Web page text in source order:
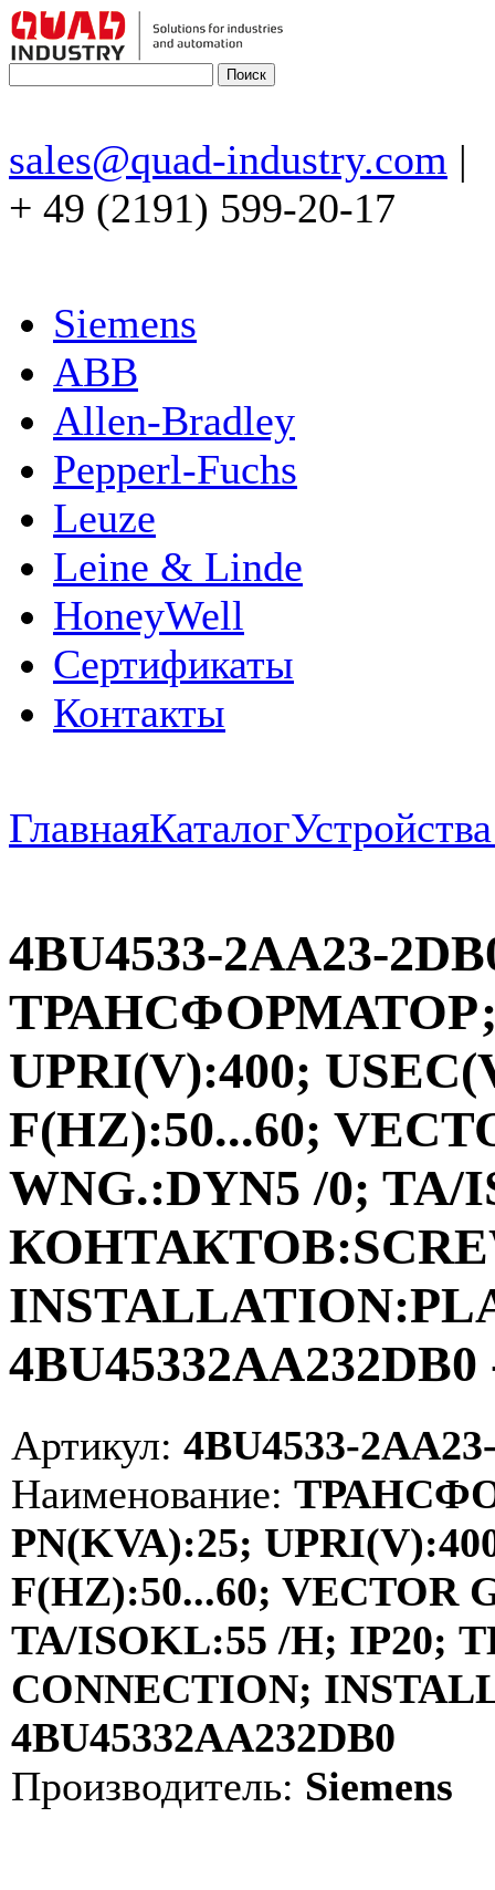
sales@quad-industry.com |
+ 49 (2191) 599-20-17
Siemens
ABB
Allen-Bradley
Pepperl-Fuchs
Leuze
Leine & Linde
HoneyWell
Сертификаты
Контакты
ГлавнаяКаталог
4BU4533-2AA23-
UPRI(V):400;
F(HZ):50...60;
WNG.:DYN5 /0;
Артикул: 4BU4533-
Наименование:
PN(KVA):25;
F(HZ):50...60; VECTOR
TA/ISOKL:55 /H;
CONNECTION;
4BU45332AA232DB0
Производитель: Siemens